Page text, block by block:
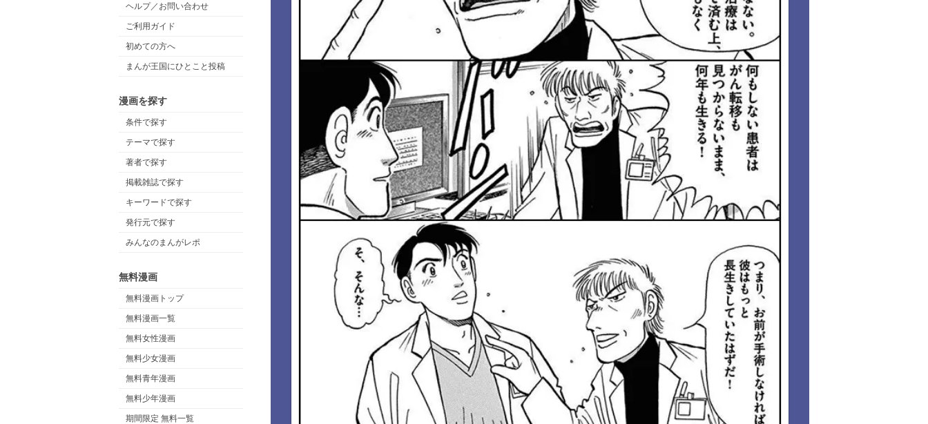
ヘルプ／お問い合わせ
ご利用ガイド
初めての方へ
まんが王国にひとこと投稿
漫画を探す
条件で探す
テーマで探す
著者で探す
掲載雑誌で探す
キーワードで探す
発行元で探す
みんなのまんがレポ
無料漫画
無料漫画トップ
無料漫画一覧
無料女性漫画
無料少女漫画
無料青年漫画
無料少年漫画
期間限定 無料一覧